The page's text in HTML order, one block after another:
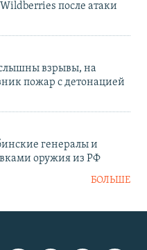
после атаки
взрывы, на
пожар с детонацией
генералы и
оружия из РФ
БОЛЬШЕ